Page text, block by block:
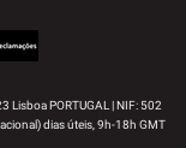
Lisboa PORTUGAL | NIF: 502
dias úteis, 9h-18h GMT